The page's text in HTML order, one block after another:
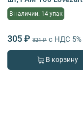
В наличии: 14 упак
305 ₽ 321 ₽ с НДС 5%
В корзину